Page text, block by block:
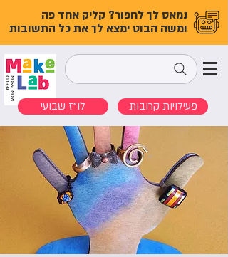
נמאס לך לחפור? קליק אחד פה
ומשה הבוט ימצא לך את כל התשובות
לו"ז שבועי פעילויות קרובות